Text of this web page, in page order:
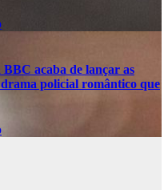
BBC acaba de lançar as
policial romântico que